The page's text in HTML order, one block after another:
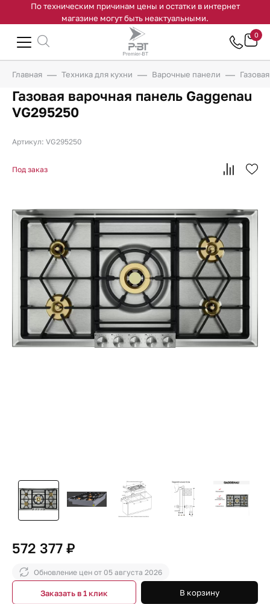
По техническим причинам цены и остатки в интернет
магазине могут быть неактуальными.
0
Главная Техника для кухни Варочные панели
Газовая варочная панель Gaggenau
VG295250
Артикул: VG295250
Под заказ
572 377 ₽
Обновление цен от 05 августа 2026
В корзину
Заказать в 1 клик